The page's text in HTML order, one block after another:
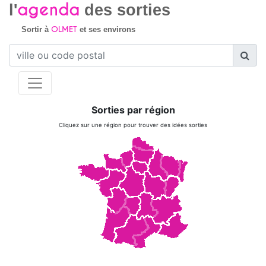
l'agenda des sorties
Sortir à OLMETet ses environs
Sorties par région
Cliquez sur une région pour trouver des idées sorties